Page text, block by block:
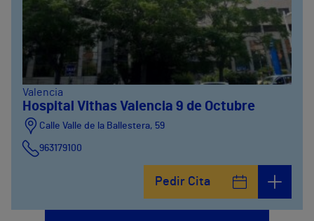
Valencia
Hospital Vithas Valencia 9 de Octubre
Calle Valle de la Ballestera, 59
963179100
Pedir Cita